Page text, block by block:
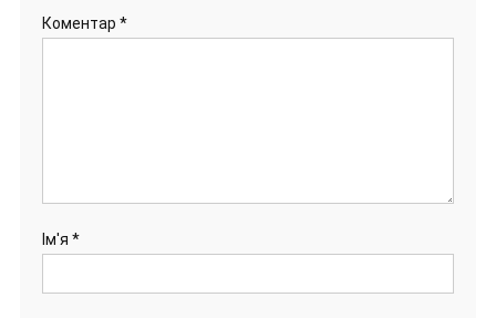
Коментар *
Ім'я *